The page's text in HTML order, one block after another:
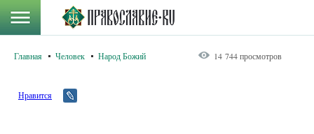
Главная Человек Народ Божий 14 744 просмотров
Нравится